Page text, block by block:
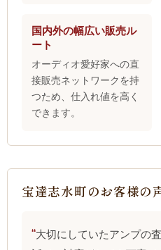
国内外の幅広い販売ル
ート
オーディオ愛好家への直
接販売ネットワークを持
つため、仕入れ値を高く
できます。
宝達志水町のお客様の
大切にしていたアンプの